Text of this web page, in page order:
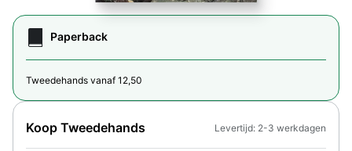
Paperback
Tweedehands vanaf 12,50
Koop Tweedehands Levertijd: 2-3 werkdagen